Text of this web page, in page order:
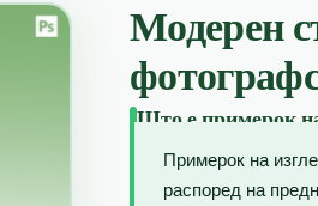
Модерен
Што е примерок
Примерок на
распоред на